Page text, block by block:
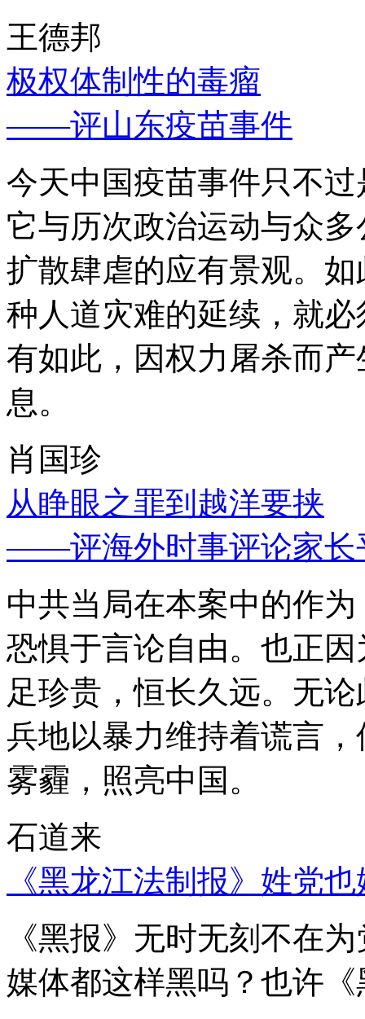
王德邦
极权体制性的毒瘤
——评山东疫苗事件
今天中国疫苗事件只不
它与历次政治运动与众
扩散肆虐的应有景观。
种人道灾难的延续，就
有如此，因权力屠杀而
息。
肖国珍
从睁眼之罪到越洋要挟
——评海外时事评论家长
中共当局在本案中的作
恐惧于言论自由。也正
足珍贵，恒长久远。无
兵地以暴力维持着谎言
雾霾，照亮中国。
石道来
《黑龙江法制报》姓党
《黑报》无时无刻不在
媒体都这样黑吗？也许